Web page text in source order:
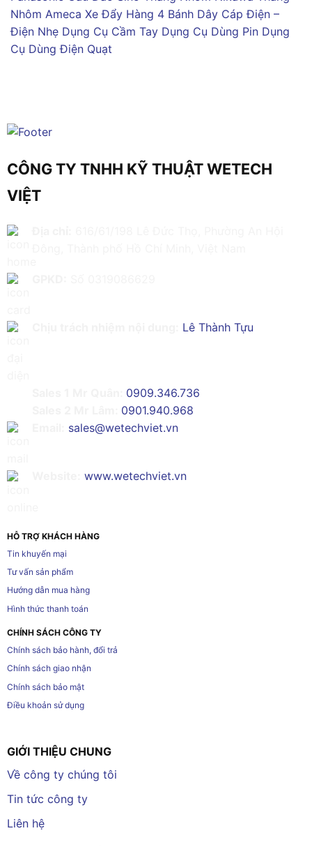
Nhôm Ameca Xe Đẩy Hàng 4 Bánh Dây Cáp Điện –
Điện Nhẹ Dụng Cụ Cầm Tay Dụng Cụ Dùng Pin Dụng
Cụ Dùng Điện Quạt
CÔNG TY TNHH KỸ THUẬT WETECH
VIỆT
Lê Thành Tựu
0909.346.736
0901.940.968
sales@wetechviet.vn
www.wetechviet.vn
HỖ TRỢ KHÁCH HÀNG
Tin khuyến mại
Tư vấn sản phẩm
Hướng dẫn mua hàng
Hình thức thanh toán
CHÍNH SÁCH CÔNG TY
Chính sách bảo hành, đổi trả
Chính sách giao nhận
Chính sách bảo mật
Điều khoản sử dụng
GIỚI THIỆU CHUNG
Về công ty chúng tôi
Tin tức công ty
Liên hệ